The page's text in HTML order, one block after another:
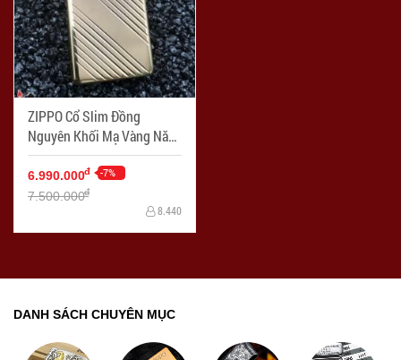
ZIPPO Cổ Slim Đồng
Nguyên Khối Mạ Vàng Năm
1981 - Mã SP: ZPC2530
6.990.000đ -7%
7.500.000đ
8.440
DANH SÁCH CHUYÊN MỤC